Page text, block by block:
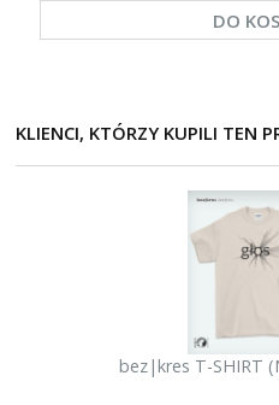
DO
KLIENCI, KTÓRZY KUPILI TEN
bez|kres T-SHIRT